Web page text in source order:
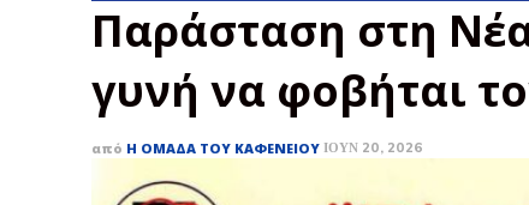
Παράσταση στη
γυνή να φοβήται
από Η ΟΜΆΔΑ ΤΟΥ ΚΑΦΕΝΕΊΟΥ ΙΟΎΝ 20, 2026